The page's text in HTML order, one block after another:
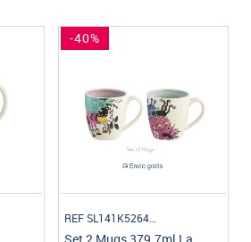
-40%
REF SL141K526402